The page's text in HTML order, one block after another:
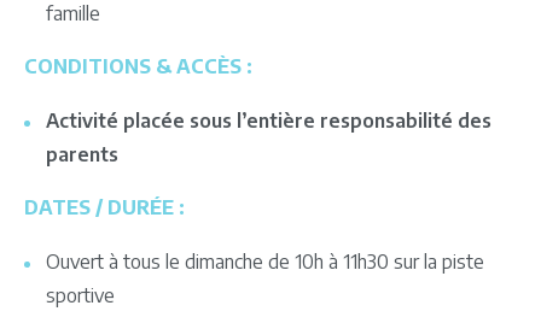
famille
CONDITIONS & ACCÈS :
Activité placée sous l’entière responsabilité des
parents
DATES / DURÉE :
Ouvert à tous le dimanche de 10h à 11h30 sur la piste
sportive